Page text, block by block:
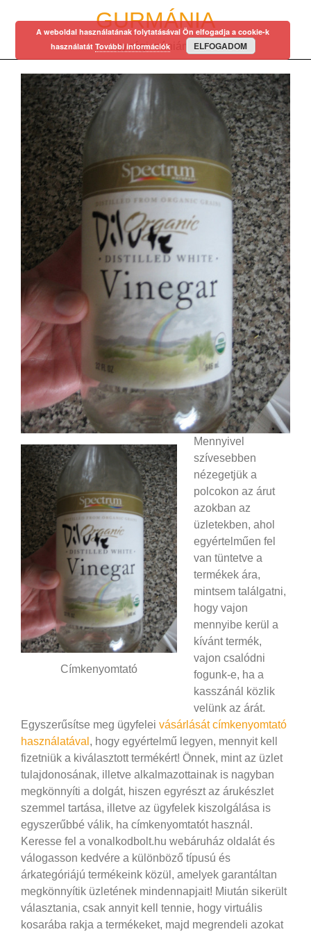
GURMÁNIA
egy régi mániám…
Címkenyomtató
Mennyivel
szívesebben
nézegetjük a
polcokon az árut
azokban az
üzletekben, ahol
egyértelműen fel
van tüntetve a
termékek ára,
mintsem találgatni,
hogy vajon
mennyibe kerül a
kívánt termék,
vajon csalódni
fogunk-e, ha a
kasszánál közlik
velünk az árát.
Egyszerűsítse meg ügyfelei vásárlását címkenyomtató
használatával , hogy egyértelmű legyen, mennyit kell
fizetniük a kiválasztott termékért! Önnek, mint az üzlet
tulajdonosának, illetve alkalmazottainak is nagyban
megkönnyíti a dolgát, hiszen egyrészt az árukészlet
szemmel tartása, illetve az ügyfelek kiszolgálása is
egyszerűbbé válik, ha címkenyomtatót használ.
Keresse fel a vonalkodbolt.hu webáruház oldalát és
válogasson kedvére a különböző típusú és
árkategóriájú termékeink közül, amelyek garantáltan
megkönnyítik üzletének mindennapjait! Miután sikerült
választania, csak annyit kell tennie, hogy virtuális
kosarába rakja a termékeket, majd megrendeli azokat
A weboldal használatának folytatásával Ön elfogadja a cookie-k
használatát További információk ELFOGADOM